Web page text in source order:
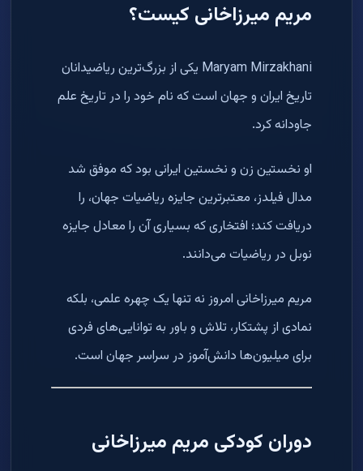
مریم میرزاخانی کیست؟
Maryam Mirzakhani یکی از بزرگ‌ترین ریاضیدانان
تاریخ ایران و جهان است که نام خود را در تاریخ علم
جاودانه کرد.
او نخستین زن و نخستین ایرانی بود که موفق شد
مدال فیلدز، معتبرترین جایزه ریاضیات جهان، را
دریافت کند؛ افتخاری که بسیاری آن را معادل جایزه
نوبل در ریاضیات می‌دانند.
مریم میرزاخانی امروز نه تنها یک چهره علمی، بلکه
نمادی از پشتکار، تلاش و باور به توانایی‌های فردی
برای میلیون‌ها دانش‌آموز در سراسر جهان است.
دوران کودکی مریم میرزاخانی